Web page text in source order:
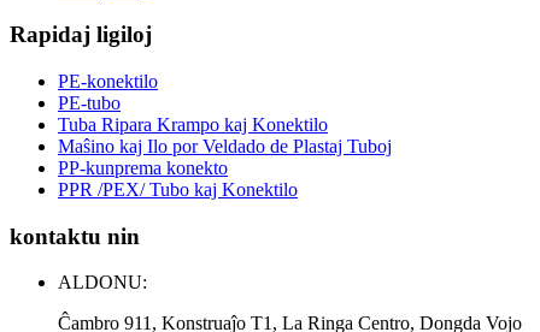
Rapidaj ligiloj
PE-konektilo
PE-tubo
Tuba Ripara Krampo kaj Konektilo
Maŝino kaj Ilo por Veldado de Plastaj Tuboj
PP-kunprema konekto
PPR /PEX/ Tubo kaj Konektilo
kontaktu nin
ALDONU:
Ĉambro 911, Konstruaĵo T1, La Ringa Centro, Dongda Vojo